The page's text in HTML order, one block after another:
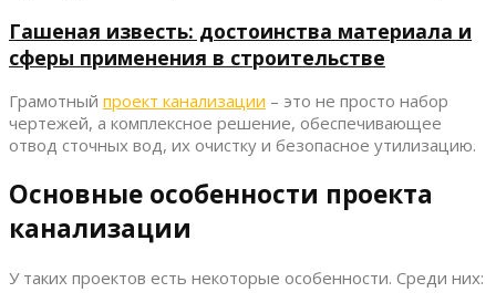
Гашеная известь: достоинства материала и
сферы применения в строительстве
Грамотный проект канализации – это не просто набор
чертежей, а комплексное решение, обеспечивающее
отвод сточных вод, их очистку и безопасное утилизацию.
Основные особенности проекта
канализации
У таких проектов есть некоторые особенности. Среди них: